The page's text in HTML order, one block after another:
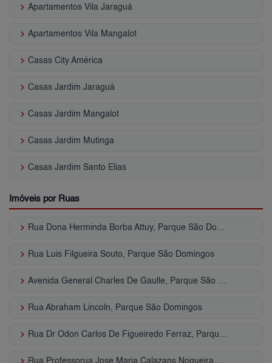
keyboard_arrow_right Apartamentos Vila Jaraguá
keyboard_arrow_right Apartamentos Vila Mangalot
keyboard_arrow_right Casas City América
keyboard_arrow_right Casas Jardim Jaraguá
keyboard_arrow_right Casas Jardim Mangalot
keyboard_arrow_right Casas Jardim Mutinga
keyboard_arrow_right Casas Jardim Santo Elias
Imóveis por Ruas
keyboard_arrow_right Rua Dona Herminda Borba Attuy, Parque São Domingos
keyboard_arrow_right Rua Luis Filgueira Souto, Parque São Domingos
keyboard_arrow_right Avenida General Charles De Gaulle, Parque São Domingos
keyboard_arrow_right Rua Abraham Lincoln, Parque São Domingos
keyboard_arrow_right Rua Dr Odon Carlos De Figueiredo Ferraz, Parque São Domingos
Rua Professorua Jose Maria Calazans Nogueira, Parque São Domingos